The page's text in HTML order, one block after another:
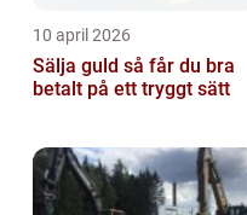
10 april 2026
Sälja guld så får du bra
betalt på ett tryggt sätt